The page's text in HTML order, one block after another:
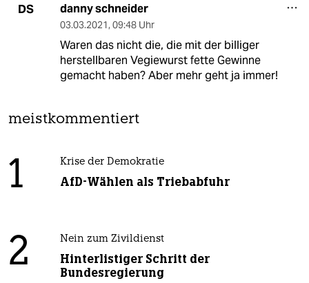
DS danny schneider
03.03.2021, 09:48 Uhr
Waren das nicht die, die mit der billiger
herstellbaren Vegiewurst fette Gewinne
gemacht haben? Aber mehr geht ja immer!
meistkommentiert
1 Krise der Demokratie
AfD-Wählen als Triebabfuhr
2 Nein zum Zivildienst
Hinterlistiger Schritt der
Bundesregierung